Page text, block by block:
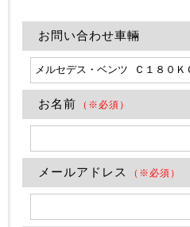
お問い合わせ車輛
お名前 （※必須）
メールアドレス （※必須）